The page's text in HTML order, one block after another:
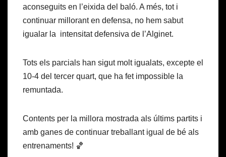
aconseguits en l’eixida del baló. A més, tot i
continuar millorant en defensa, no hem sabut
igualar la intensitat defensiva de l’Alginet.
Tots els parcials han sigut molt igualats, excepte el
10-4 del tercer quart, que ha fet impossible la
remuntada.
Contents per la millora mostrada als últims partits i
amb ganes de continuar treballant igual de bé als
entrenaments! 🏀